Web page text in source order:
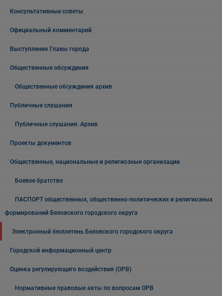
Консультативные советы
Официальный комментарий
Выступления Главы города
Общественные обсуждения
Общественные обсуждения архив
Публичные слушания
Публичные слушания. Архив
Проекты документов
Общественные, национальные и религиозные организации
Боевое братство
ПАСПОРТ общественных, общественно-политических и религиозных
формирований Беловского городского округа
Электронный бюллетень Беловского городского округа
Городской информационный центр
Оценка регулирующего воздействия (ОРВ)
Нормативные правовые акты по вопросам ОРВ